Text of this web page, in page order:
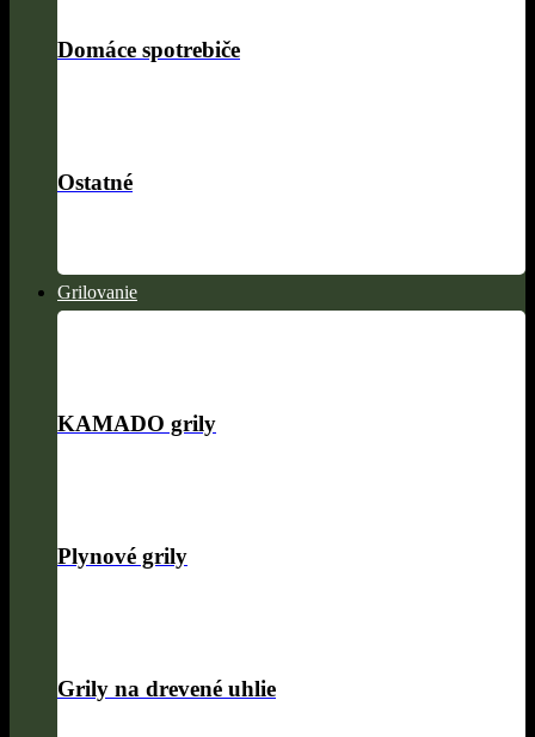
Domáce spotrebiče
Ostatné
Grilovanie
KAMADO grily
Plynové grily
Grily na drevené uhlie